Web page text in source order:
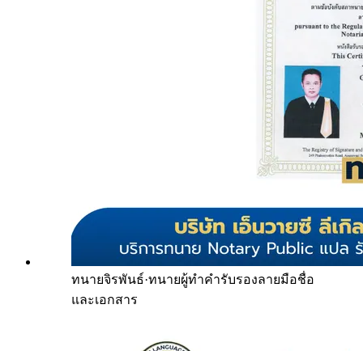
ทนายจิรพันธ์·ทนายผู้ทำคำรับรองลายมือชื่อ
และเอกสาร